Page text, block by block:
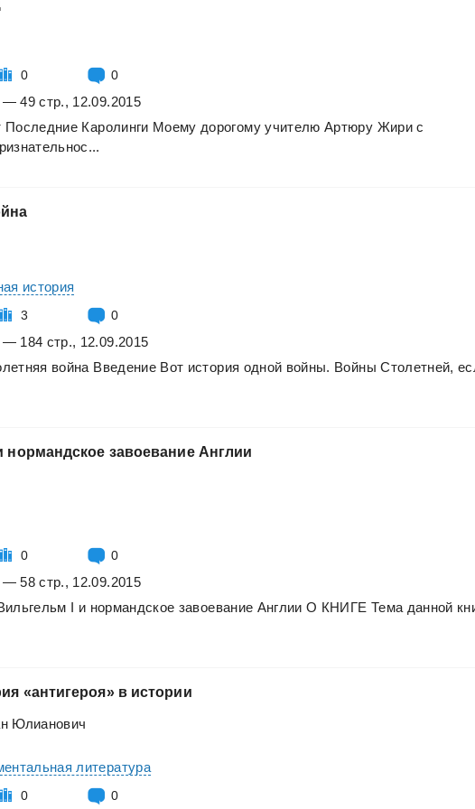
0 0
— 49 стр., 12.09.2015
Последние Каролинги Моему дорогому учителю Артюру Жири с
история
3 0
— 184 стр., 12.09.2015
война Введение Вот история одной войны. Войны Столетней,
нормандское завоевание Англии
0 0
— 58 стр., 12.09.2015
I и нормандское завоевание Англии О КНИГЕ Тема данной
«антигероя» в истории
Юлианович
литература
0 0